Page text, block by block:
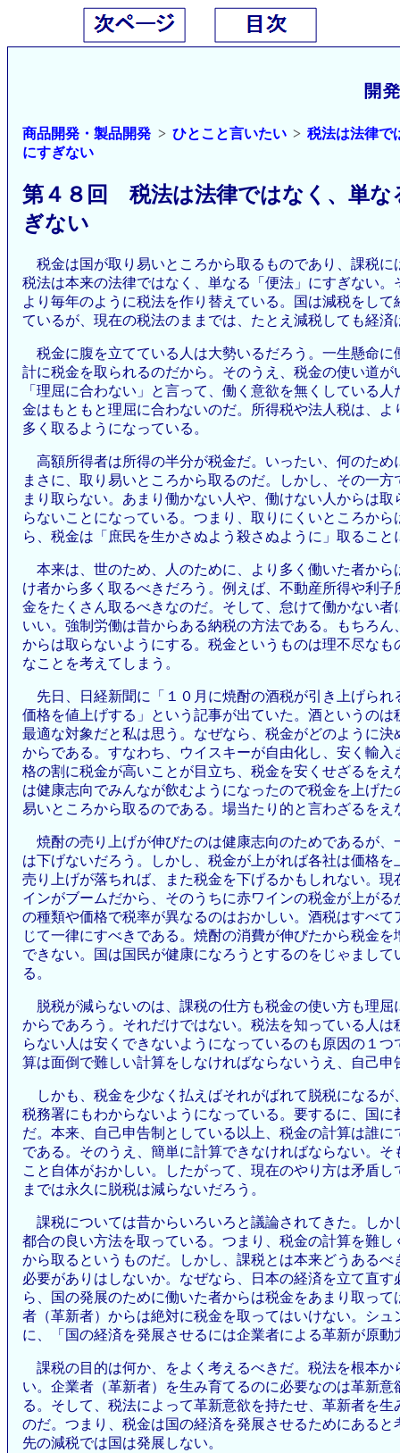
商品開発・製品開発 ひとこと言いたい
税法は法律で
にすぎない
第４８回 税法は法律ではなく、単な
ぎない
税金は国が取り易いところから取るものであり、課税
税法は本来の法律ではなく、単なる「便法」にすぎない
より毎年のように税法を作り替えている。国は減税をし
ているが、現在の税法のままでは、たとえ減税しても経済
税金に腹を立てている人は大勢いるだろう。一生懸命
計に税金を取られるのだから。そのうえ、税金の使い道が
「理屈に合わない」と言って、働く意欲を無くしている
金はもともと理屈に合わないのだ。所得税や法人税は、
多く取るようになっている。
高額所得者は所得の半分が税金だ。いったい、何のた
まさに、取り易いところから取るのだ。しかし、その一
まり取らない。あまり働かない人や、働けない人からは
らないことになっている。つまり、取りにくいところか
ら、税金は「庶民を生かさぬよう殺さぬように」取ること
本来は、世のため、人のために、より多く働いた者か
け者から多く取るべきだろう。例えば、不動産所得や利
金をたくさん取るべきなのだ。そして、怠けて働かない
いい。強制労働は昔からある納税の方法である。もちろ
からは取らないようにする。税金というものは理不尽な
なことを考えてしまう。
先日、日経新聞に「１０月に焼酎の酒税が引き上げら
価格を値上げする」という記事が出ていた。酒というの
最適な対象だと私は思う。なぜなら、税金がどのように
からである。すなわち、ウイスキーが自由化し、安く輸
格の割に税金が高いことが目立ち、税金を安くせざるを
は健康志向でみんなが飲むようになったので税金を上げ
易いところから取るのである。場当たり的と言わざるをえ
焼酎の売り上げが伸びたのは健康志向のためであるが
は下げないだろう。しかし、税金が上がれば各社は価格
売り上げが落ちれば、また税金を下げるかもしれない。
インがブームだから、そのうちに赤ワインの税金が上が
の種類や価格で税率が異なるのはおかしい。酒税はすべ
じて一律にすべきである。焼酎の消費が伸びたから税金
できない。国は国民が健康になろうとするのをじゃまし
る。
脱税が減らないのは、課税の仕方も税金の使い方も理
からであろう。それだけではない。税法を知っている人
らない人は安くできないようになっているのも原因の１
算は面倒で難しい計算をしなければならないうえ、自己申
しかも、税金を少なく払えばそれがばれて脱税になる
税務署にもわからないようになっている。要するに、国に
だ。本来、自己申告制としている以上、税金の計算は誰
である。そのうえ、簡単に計算できなければならない。
こと自体がおかしい。したがって、現在のやり方は矛盾
までは永久に脱税は減らないだろう。
課税については昔からいろいろと議論されてきた。し
都合の良い方法を取っている。つまり、税金の計算を難
から取るというものだ。しかし、課税とは本来どうある
必要がありはしないか。なぜなら、日本の経済を立て直
ら、国の発展のために働いた者からは税金をあまり取っ
者（革新者）からは絶対に税金を取ってはいけない。シュ
に、「国の経済を発展させるには企業者による革新が原動
課税の目的は何か、をよく考えるべきだ。税法を根本
い。企業者（革新者）を生み育てるのに必要なのは革新意
る。そして、税法によって革新意欲を持たせ、革新者を
のだ。つまり、税金は国の経済を発展させるためにある
先の減税では国は発展しない。